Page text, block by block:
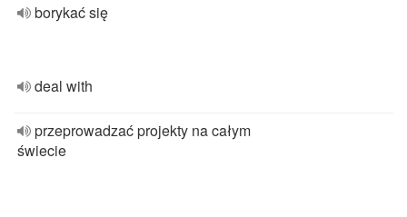
borykać się
deal with
przeprowadzać projekty na całym
świecie